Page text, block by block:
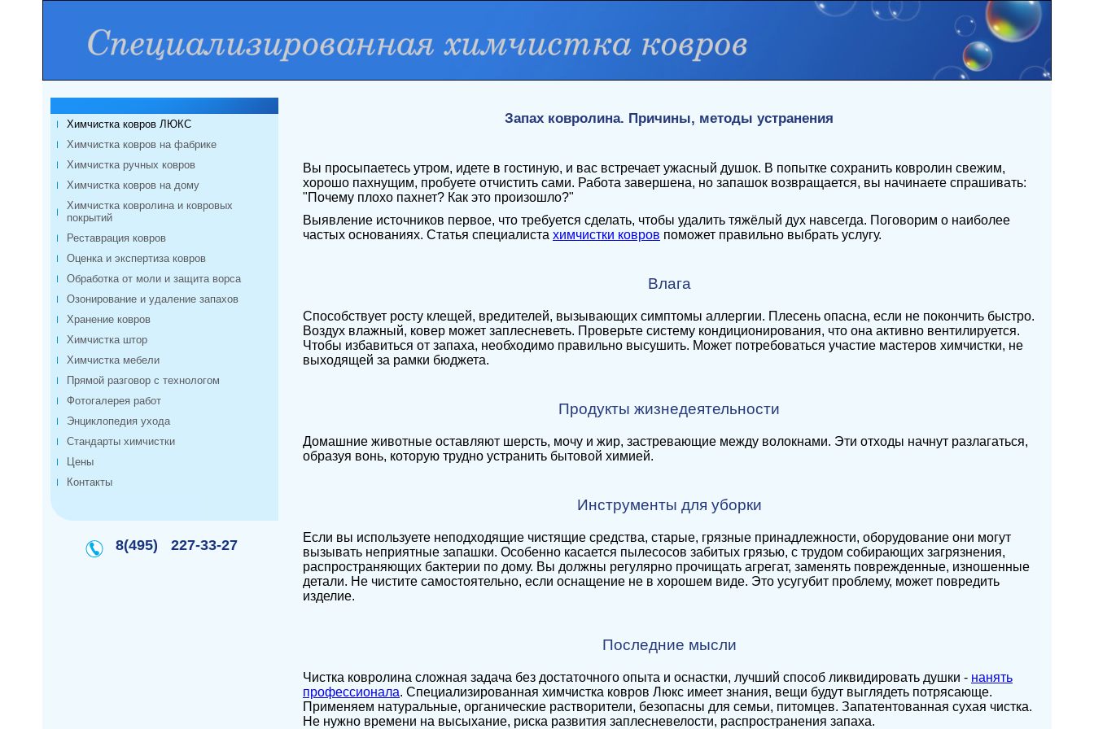
Химчистка ковров ЛЮКС
Химчистка ковров на фабрике
Химчистка ручных ковров
Химчистка ковров на дому
Химчистка ковролина и ковровых
покрытий
Реставрация ковров
Оценка и экспертиза ковров
Обработка от моли и защита ворса
Озонирование и удаление запахов
Хранение ковров
Химчистка штор
Химчистка мебели
Прямой разговор с технологом
Фотогалерея работ
Энциклопедия ухода
Стандарты химчистки
Цены
Контакты
8(495) 227-33-27
Запах ковролина. Причины, методы устранения
Вы просыпаетесь утром, идете в гостиную, и вас встречает ужасный душок. В попытке сохранить ковролин свежим,
хорошо пахнущим, пробуете отчистить сами. Работа завершена, но запашок возвращается, вы начинаете спрашивать:
"Почему плохо пахнет? Как это произошло?"
Выявление источников первое, что требуется сделать, чтобы удалить тяжёлый дух навсегда. Поговорим о наиболее
частых основаниях. Статья специалиста химчистки ковров поможет правильно выбрать услугу.
Влага
Способствует росту клещей, вредителей, вызывающих симптомы аллергии. Плесень опасна, если не покончить быстро.
Воздух влажный, ковер может заплесневеть. Проверьте систему кондиционирования, что она активно вентилируется.
Чтобы избавиться от запаха, необходимо правильно высушить. Может потребоваться участие мастеров химчистки, не
выходящей за рамки бюджета.
Продукты жизнедеятельности
Домашние животные оставляют шерсть, мочу и жир, застревающие между волокнами. Эти отходы начнут разлагаться,
образуя вонь, которую трудно устранить бытовой химией.
Инструменты для уборки
Если вы используете неподходящие чистящие средства, старые, грязные принадлежности, оборудование они могут
вызывать неприятные запашки. Особенно касается пылесосов забитых грязью, с трудом собирающих загрязнения,
распространяющих бактерии по дому. Вы должны регулярно прочищать агрегат, заменять поврежденные, изношенные
детали. Не чистите самостоятельно, если оснащение не в хорошем виде. Это усугубит проблему, может повредить
изделие.
Последние мысли
Чистка ковролина сложная задача без достаточного опыта и оснастки, лучший способ ликвидировать душки - нанять
профессионала. Специализированная химчистка ковров Люкс имеет знания, вещи будут выглядеть потрясающе.
Применяем натуральные, органические растворители, безопасны для семьи, питомцев. Запатентованная сухая чистка.
Не нужно времени на высыхание, риска развития заплесневелости, распространения запаха.